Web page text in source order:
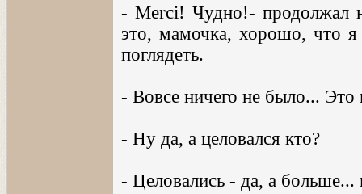
- Merci! Чудно!- продолжал
это, мамочка, хорошо, что я
поглядеть.
- Вовсе ничего не было... Это
- Ну да, а целовался кто?
- Целовались - да, а